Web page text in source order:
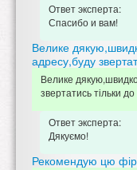
Ответ эксперта:
Спасибо и вам!
Велике
адресу,буду
Велике
звертатись тільки до
Ответ эксперта:
Дякуємо!
Рекомендую цю